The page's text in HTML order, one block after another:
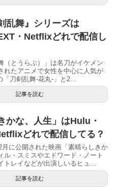
乱舞』シリーズは
・Netflixどれで配信し
（とうらぶ）」は名刀がイケメン
れたアニメで女性を中心に人気が
刀剣乱舞-花丸-」と2...
記事を読む
かな、人生」はHulu・
どれで配信してる？
月に公開された映画「素晴らしきか
ル・スミスやエドワード・ノート
トレイなどが出演しいるヒュ...
記事を読む